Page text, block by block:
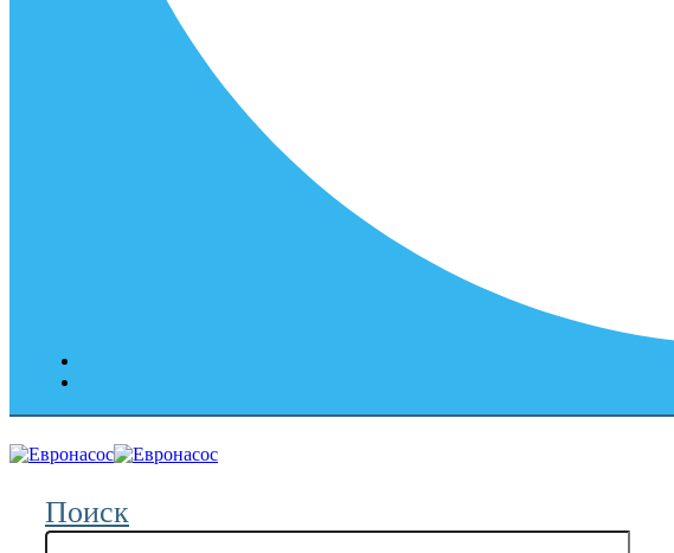
Поиск